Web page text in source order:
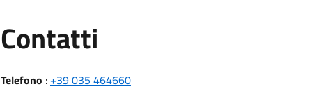
Contatti
Telefono : +39 035 464660